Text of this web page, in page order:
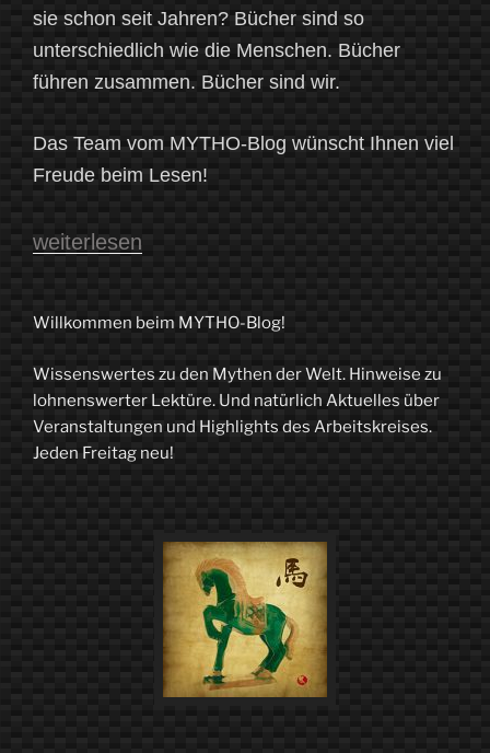
sie schon seit Jahren? Bücher sind so
unterschiedlich wie die Menschen. Bücher
führen zusammen. Bücher sind wir.
Das Team vom MYTHO-Blog wünscht Ihnen viel
Freude beim Lesen!
„Der
Blog
trotzdem
–
1.0“
weiterlesen
Willkommen beim MYTHO-Blog!
Wissenswertes zu den Mythen der Welt. Hinweise zu
lohnenswerter Lektüre. Und natürlich Aktuelles über
Veranstaltungen und Highlights des Arbeitskreises.
Jeden Freitag neu!